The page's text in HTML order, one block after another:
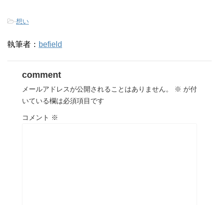
-想い
執筆者： befield
comment
メールアドレスが公開されることはありません。 ※ が付
いている欄は必須項目です
コメント ※